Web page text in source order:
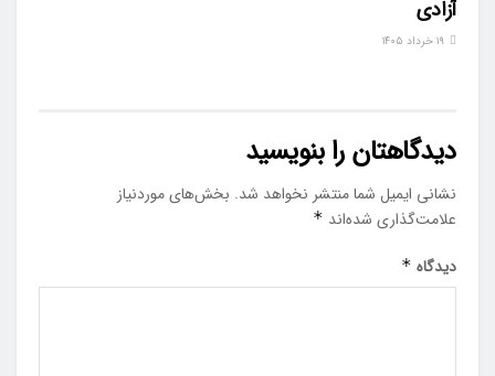
آزادی
دیدگاهتان را بنویسید
نشانی ایمیل شما منتشر نخواهد شد. بخش‌های موردنیاز
علامت‌گذاری شده‌اند *
دیدگاه *